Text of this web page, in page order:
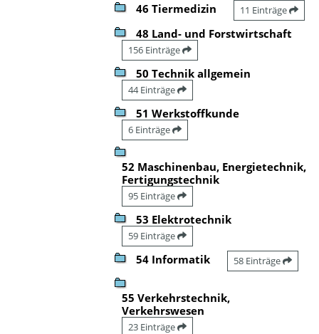
46 Tiermedizin 11 Einträge
48 Land- und Forstwirtschaft
156 Einträge
50 Technik allgemein
44 Einträge
51 Werkstoffkunde
6 Einträge
52 Maschinenbau, Energietechnik,
Fertigungstechnik
95 Einträge
53 Elektrotechnik
59 Einträge
54 Informatik 58 Einträge
55 Verkehrstechnik,
Verkehrswesen
23 Einträge